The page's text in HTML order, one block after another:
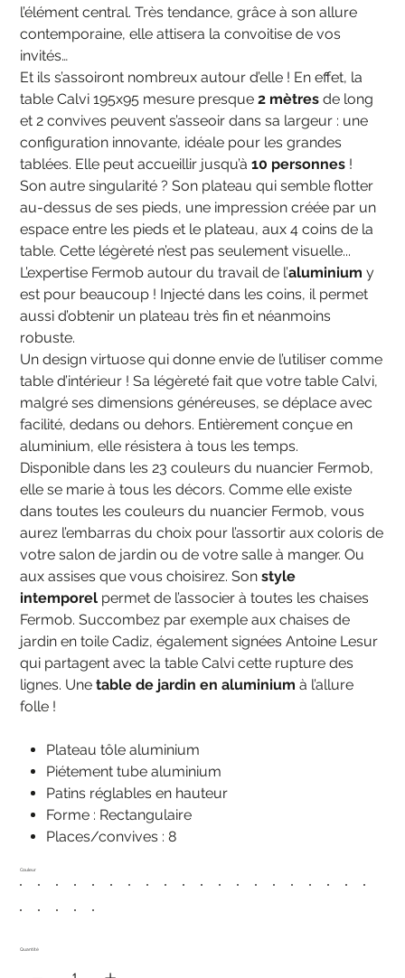
l’élément central. Très tendance, grâce à son allure
contemporaine, elle attisera la convoitise de vos
invités…
Et ils s’assoiront nombreux autour d’elle ! En effet, la
table Calvi 195x95 mesure presque2 mètres de long
et 2 convives peuvent s’asseoir dans sa largeur : une
configuration innovante, idéale pour les grandes
tablées. Elle peut accueillir jusqu’à10 personnes !
Son autre singularité ? Son plateau qui semble flotter
au-dessus de ses pieds, une impression créée par un
espace entre les pieds et le plateau, aux 4 coins de la
table. Cette légèreté n’est pas seulement visuelle...
L’expertise Fermob autour du travail de l’aluminium y
est pour beaucoup ! Injecté dans les coins, il permet
aussi d’obtenir un plateau très fin et néanmoins
robuste.
Un design virtuose qui donne envie de l’utiliser comme
table d’intérieur ! Sa légèreté fait que votre table Calvi,
malgré ses dimensions généreuses, se déplace avec
facilité, dedans ou dehors. Entièrement conçue en
aluminium, elle résistera à tous les temps.
Disponible dans les 23 couleurs du nuancier Fermob,
elle se marie à tous les décors. Comme elle existe
dans toutes les couleurs du nuancier Fermob, vous
aurez l’embarras du choix pour l’assortir aux coloris de
votre salon de jardin ou de votre salle à manger. Ou
aux assises que vous choisirez. Sonstyle
intemporel permet de l’associer à toutes les chaises
Fermob. Succombez par exemple aux chaises de
jardin en toile Cadiz, également signées Antoine Lesur
qui partagent avec la table Calvi cette rupture des
lignes. Unetable de jardin en aluminium à l’allure
folle !
Plateau tôle aluminium
Piétement tube aluminium
Patins réglables en hauteur
Forme : Rectangulaire
Places/convives : 8
Couleur
Quantité